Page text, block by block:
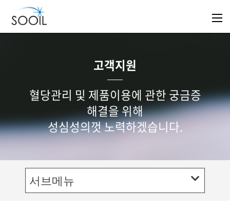
고객지원
혈당관리 및 제품이용에 관한 궁금증
해결을 위해
성심성의껏 노력하겠습니다.
서브메뉴